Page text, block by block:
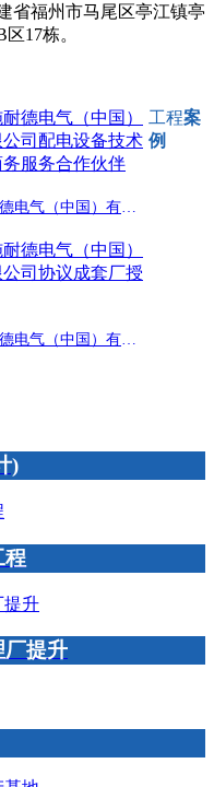
省福州市马尾区亭江镇亭
17栋。
工程案
例
)
程
厂提升